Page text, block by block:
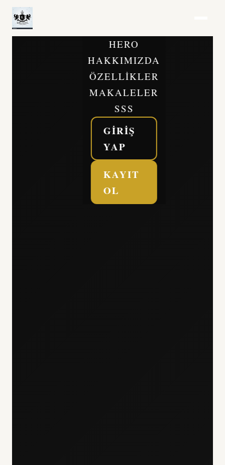
HERO
HAKKIMIZDA
ÖZELLIKLER
MAKALELER
SSS
GIRIŞ
YAP
KAYIT
OL